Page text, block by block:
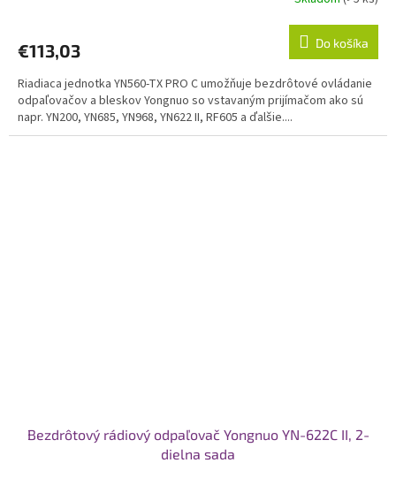
€113,03 Do košíka
Riadiaca jednotka YN560-TX PRO C umožňuje bezdrôtové ovládanie
odpaľovačov a bleskov Yongnuo so vstavaným prijímačom ako sú
napr. YN200, YN685, YN968, YN622 II, RF605 a ďalšie....
Bezdrôtový rádiový odpaľovač Yongnuo YN-622C II, 2-
dielna sada